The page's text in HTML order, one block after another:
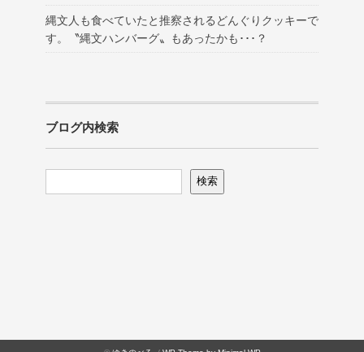
縄文人も食べていたと推察されるどんぐりクッキーで
す。〝縄文ハンバーグ〟もあったかも･･･？
ブログ内検索
検索